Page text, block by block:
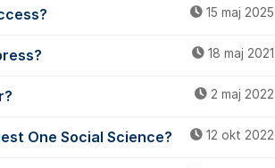
15 maj 2025
18 maj 2021
2 maj 2022
One Social Science? 12 okt 2022